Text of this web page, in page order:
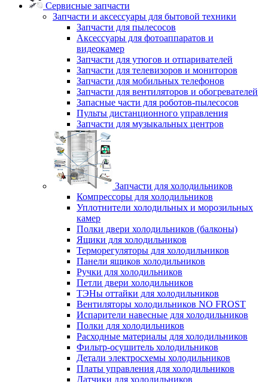
Сервисные запчасти
Запчасти и аксессуары для бытовой техники
Запчасти для пылесосов
Аксессуары для фотоаппаратов и
видеокамер
Запчасти для утюгов и отпаривателей
Запчасти для телевизоров и мониторов
Запчасти для мобильных телефонов
Запчасти для вентиляторов и обогревателей
Запасные части для роботов-пылесосов
Пульты дистанционного управления
Запчасти для музыкальных центров
Запчасти для холодильников
Компрессоры для холодильников
Уплотнители холодильных и морозильных
камер
Полки двери холодильников (балконы)
Ящики для холодильников
Терморегуляторы для холодильников
Панели ящиков холодильников
Ручки для холодильников
Петли двери холодильников
ТЭНы оттайки для холодильников
Вентиляторы холодильников NO FROST
Испарители навесные для холодильников
Полки для холодильников
Расходные материалы для холодильников
Фильтр-осушитель холодильников
Детали электросхемы холодильников
Платы управления для холодильников
Датчики для холодильников